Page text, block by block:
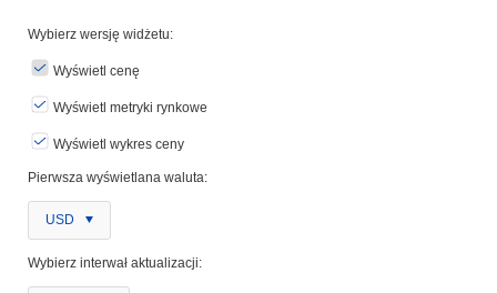
Wybierz wersję widżetu:
Wyświetl cenę
Wyświetl metryki rynkowe
Wyświetl wykres ceny
Pierwsza wyświetlana waluta:
USD
Wybierz interwał aktualizacji: